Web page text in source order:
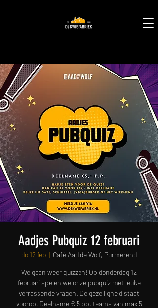
Aadjes Pubquiz 12 februari
do 12 feb
  |
Café Aad de Wolf, Purmerend
We gaan weer quizzen! Op donderdag 12
februari spelen we onze pubquiz met leuke
verrassende vragen. De gezelligheid staat
voorop. Deelname € 5 pp, teams van max 5